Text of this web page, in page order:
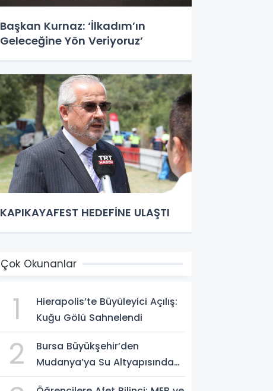
Başkan Kurnaz: ‘İlkadım’ın
Geleceğine Yön Veriyoruz’
KAPIKAYAFEST HEDEFİNE ULAŞTI
Çok Okunanlar
1
Hierapolis’te Büyüleyici Açılış:
Kuğu Gölü Sahnelendi
2
Bursa Büyükşehir’den
Mudanya’ya Su Altyapısında